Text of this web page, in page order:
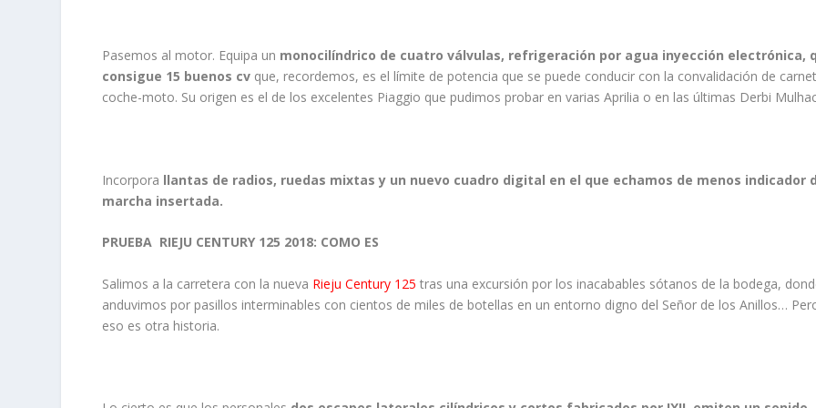
Pasemos al motor. Equipa un monocilíndrico de cuatro válvulas, refrigeración por agua inyección electrónica,
consigue 15 buenos cvque, recordemos, es el límite de potencia que se puede conducir con la convalidación de
coche-moto. Su origen es el de los excelentes Piaggio que pudimos probar en varias Aprilia o en las últimas Derbi
Incorpora llantas de radios, ruedas mixtas y un nuevo cuadro digital en el que echamos de menos indicador
marcha insertada.
PRUEBA RIEJU CENTURY 125 2018: COMO ES
Salimos a la carretera con la nueva Rieju Century 125 tras una excursión por los inacabables sótanos de la bodega,
anduvimos por pasillos interminables con cientos de miles de botellas en un entorno digno del Señor de los Anillos…
eso es otra historia.